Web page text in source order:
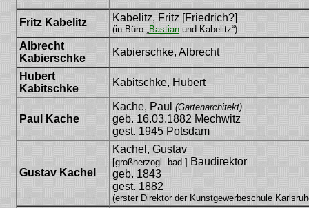
Fritz Kabelitz Kabelitz, Fritz [Friedrich?]
(in Büro „Bastianund Kabelitz“)
Albrecht
Kabierschke
Kabierschke, Albrecht
Hubert
Kabitschke
Kabitschke, Hubert
Paul Kache
Kache, Paul (Gartenarchitekt)
geb. 16.03.1882 Mechwitz
gest. 1945 Potsdam
Gustav Kachel
Kachel, Gustav
[großherzogl. bad.] Baudirektor
geb. 1843
gest. 1882
(erster Direktor der Kunstgewerbeschule